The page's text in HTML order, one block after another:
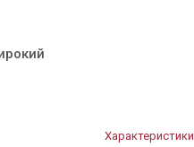
Характеристики